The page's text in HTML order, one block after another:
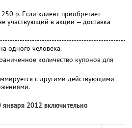
р. Если клиент приобретает
участвующий в акции — доставка
одного человека.
количество купонов для
с другими действующими
2012 включительно